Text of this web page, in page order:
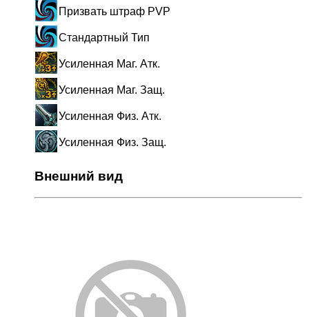
Призвать штраф PVP
Стандартный Тип
Усиленная Маг. Атк.
Усиленная Маг. Защ.
Усиленная Физ. Атк.
Усиленная Физ. Защ.
Внешний вид